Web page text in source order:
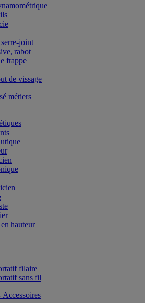
joint
rabot
frappe
de vissage
métiers
hauteur
filaire
sans fil